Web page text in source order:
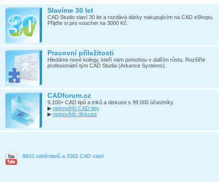
Slavíme 30 let
CAD Studio slaví 30 let a rozdává dárky nakupujícím na CAD eShopu.
Přijďte si pro voucher na 3000 Kč.
Pracovní příležitosti
Hledáme nové kolegy, kteří nám pomohou v dalším růstu. Rozšiřte
profesionální tým CAD Studia (Arkance Systems).
CADforum.cz
9.100+ CAD tipů a triků a diskuse s 99.000 účastníky
▶ nejnovější CAD tipy
▶ nejnovější diskuse
8810 odběratelů a 2062 CAD videí